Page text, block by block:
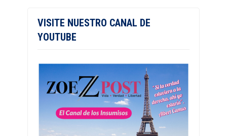
VISITE NUESTRO CANAL DE
YOUTUBE